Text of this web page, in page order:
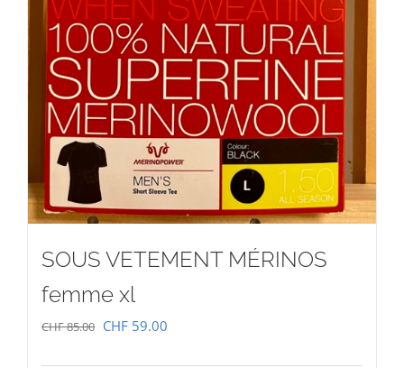
SOUS VETEMENT MÉRINOS
femme xl
CHF85.00 Le
CHF 59.00